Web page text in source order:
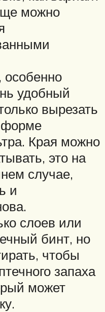
можно
особенно
удобный
вырезать
форме
Края можно
это на
случае,
и
слоев или
бинт, но
чтобы
запаха
может